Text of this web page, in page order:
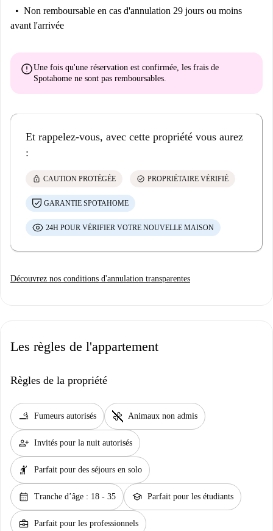
Non remboursable en cas d'annulation 29 jours ou moins
avant l'arrivée
errorUne fois qu'une réservation est confirmée, les frais de
Spotahome ne sont pas remboursables.
Et rappelez-vous, avec cette propriété vous aurez
:
lock CAUTION PROTÉGÉE check_circle PROPRIÉTAIRE VÉRIFIÉ
GARANTIE SPOTAHOME
24H POUR VÉRIFIER VOTRE NOUVELLE MAISON
Découvrez nos conditions d'annulation transparentes
Les règles de l'appartement
Règles de la propriété
smoking_rooms Fumeurs autorisés pet_supplies Animaux non admis
person_add Invités pour la nuit autorisés
hail Parfait pour des séjours en solo
calendar_month Tranche d’âge : 18 - 35 school Parfait pour les étudiants
business_center Parfait pour les professionnels